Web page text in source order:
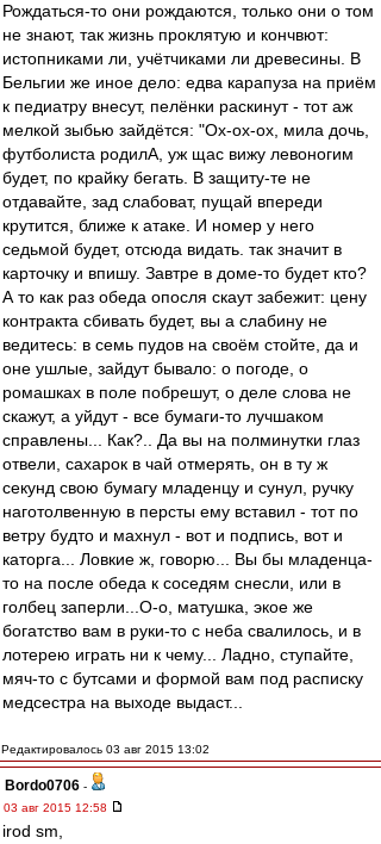
Рождаться-то они рождаются, только они о том
не знают, так жизнь проклятую и кончвют:
истопниками ли, учётчиками ли древесины. В
Бельгии же иное дело: едва карапуза на приём
к педиатру внесут, пелёнки раскинут - тот аж
мелкой зыбью зайдётся: "Ох-ох-ох, мила дочь,
футболиста родилА, уж щас вижу левоногим
будет, по крайку бегать. В защиту-те не
отдавайте, зад слабоват, пущай впереди
крутится, ближе к атаке. И номер у него
седьмой будет, отсюда видать. так значит в
карточку и впишу. Завтре в доме-то будет кто?
А то как раз обеда опосля скаут забежит: цену
контракта сбивать будет, вы а слабину не
ведитесь: в семь пудов на своём стойте, да и
оне ушлые, зайдут бывало: о погоде, о
ромашках в поле побрешут, о деле слова не
скажут, а уйдут - все бумаги-то лучшаком
справлены... Как?.. Да вы на полминутки глаз
отвели, сахарок в чай отмерять, он в ту ж
секунд свою бумагу младенцу и сунул, ручку
наготолвенную в персты ему вставил - тот по
ветру будто и махнул - вот и подпись, вот и
каторга... Ловкие ж, говорю... Вы бы младенца-
то на после обеда к соседям снесли, или в
голбец заперли...О-о, матушка, экое же
богатство вам в руки-то с неба свалилось, и в
лотерею играть ни к чему... Ладно, ступайте,
мяч-то с бутсами и формой вам под расписку
медсестра на выходе выдаст...
Редактировалось 03 авг 2015 13:02
Bordo0706 -
03 авг 2015 12:58
irod sm,